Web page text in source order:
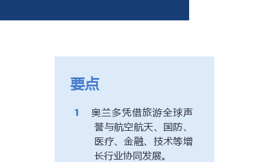
要点
奥兰多凭借旅游全球声
誉与航空航天、国防、
医疗、金融、技术等增
长行业协同发展。